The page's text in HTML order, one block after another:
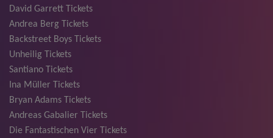
David Garrett Tickets
Andrea Berg Tickets
Backstreet Boys Tickets
Unheilig Tickets
Santiano Tickets
Ina Müller Tickets
Bryan Adams Tickets
Andreas Gabalier Tickets
Die Fantastischen Vier Tickets